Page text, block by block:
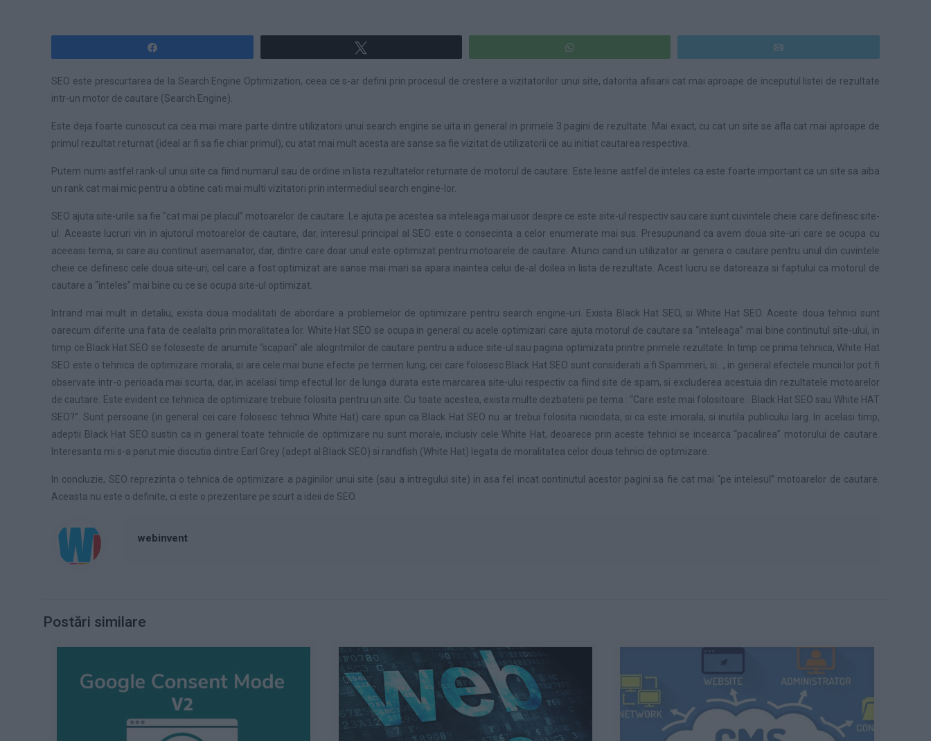
SEO este prescurtarea de la Search Engine Optimization, ceea ce s-ar defini prin procesul de crestere a vizitatorilor unui site, datorita afisarii cat mai aproape de inceputul listei de rezultate
intr-un motor de cautare (Search Engine).
Este deja foarte cunoscut ca cea mai mare parte dintre utilizatorii unui search engine se uita in general in primele 3 pagini de rezultate. Mai exact, cu cat un site se afla cat mai aproape de
primul rezultat returnat (ideal ar fi sa fie chiar primul), cu atat mai mult acesta are sanse sa fie vizitat de utilizatorii ce au initiat cautarea respectiva.
Putem numi astfel rank-ul unui site ca fiind numarul sau de ordine in lista rezultatelor returnate de motorul de cautare. Este lesne astfel de inteles ca este foarte important ca un site sa aiba
un rank cat mai mic pentru a obtine cati mai multi vizitatori prin intermediul search engine-lor.
SEO ajuta site-urile sa fie “cat mai pe placul” motoarelor de cautare. Le ajuta pe acestea sa inteleaga mai usor despre ce este site-ul respectiv sau care sunt cuvintele cheie care definesc site-
ul. Aceaste lucruri vin in ajutorul motoarelor de cautare, dar, interesul principal al SEO este o consecinta a celor enumerate mai sus. Presupunand ca avem doua site-uri care se ocupa cu
aceeasi tema, si care au continut asemanator, dar, dintre care doar unul este optimizat pentru motoarele de cautare. Atunci cand un utilizator ar genera o cautare pentru unul din cuvintele
cheie ce definesc cele doua site-uri, cel care a fost optimizat are sanse mai mari sa apara inaintea celui de-al doilea in lista de rezultate. Acest lucru se datoreaza si faptului ca motorul de
cautare a “inteles” mai bine cu ce se ocupa site-ul optimizat.
Intrand mai mult in detaliu, exista doua modalitati de abordare a problemelor de optimizare pentru search engine-uri. Exista Black Hat SEO, si White Hat SEO. Aceste doua tehnici sunt
oarecum diferite una fata de cealalta prin moralitatea lor. White Hat SEO se ocupa in general cu acele optimizari care ajuta motorul de cautare sa “inteleaga” mai bine continutul site-ului, in
timp ce Black Hat SEO se foloseste de anumite “scapari” ale alogritmilor de cautare pentru a aduce site-ul sau pagina optimizata printre primele rezultate. In timp ce prima tehnica, White Hat
SEO este o tehnica de optimizare morala, si are cele mai bune efecte pe termen lung, cei care folosesc Black Hat SEO sunt considerati a fi Spammeri, si…, in general efectele muncii lor pot fi
observate intr-o perioada mai scurta, dar, in acelasi timp efectul lor de lunga durata este marcarea site-ului respectiv ca fiind site de spam, si excluderea acestuia din rezultatele motoarelor
de cautare. Este evident ce tehnica de optimizare trebuie folosita pentru un site. Cu toate acestea, exista multe dezbaterii pe tema : “Care este mai folositoare : Black Hat SEO sau White HAT
SEO?”. Sunt persoane (in general cei care folosesc tehnici White Hat) care spun ca Black Hat SEO nu ar trebui folosita niciodata, si ca este imorala, si inutila publicului larg. In acelasi timp,
adeptii Black Hat SEO sustin ca in general toate tehnicile de optimizare nu sunt morale, inclusiv cele White Hat, deoarece prin aceste tehnici se incearca “pacalirea” motorului de cautare.
Interesanta mi s-a parut mie discutia dintre Earl Grey (adept al Black SEO) si randfish (White Hat) legata de moralitatea celor doua tehnici de optimizare.
In concluzie, SEO reprezinta o tehnica de optimizare a paginilor unui site (sau a intregului site) in asa fel incat continutul acestor pagini sa fie cat mai “pe intelesul” motoarelor de cautare.
Aceasta nu este o definite, ci este o prezentare pe scurt a ideii de SEO.
webinvent
Postări similare